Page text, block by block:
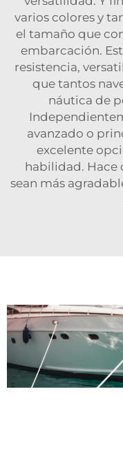
varios colores y
el tamaño que
embarcación.
resistencia,
que tantos
náutica de
avanzado o
excelente
habilidad. Hace
sean más